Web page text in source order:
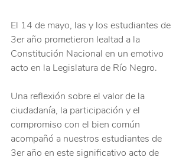
El 14 de mayo, las y los estudiantes de
3er año prometieron lealtad a la
Constitución Nacional en un emotivo
acto en la Legislatura de Río Negro.
Una reflexión sobre el valor de la
ciudadanía, la participación y el
compromiso con el bien común
acompañó a nuestros estudiantes de
3er año en este significativo acto de